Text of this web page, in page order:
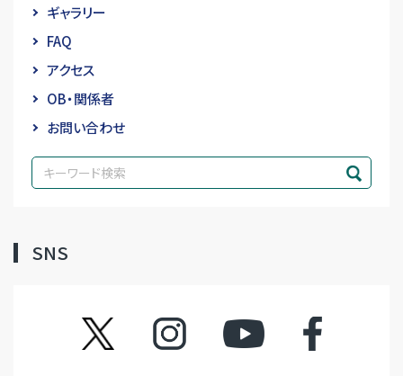
ギャラリー
FAQ
アクセス
OB・関係者
お問い合わせ
SNS
ツイッター インスタグラムYouTube フェイスブック